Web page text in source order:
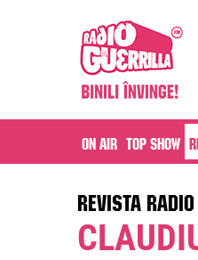
On air Top Show
REVISTA